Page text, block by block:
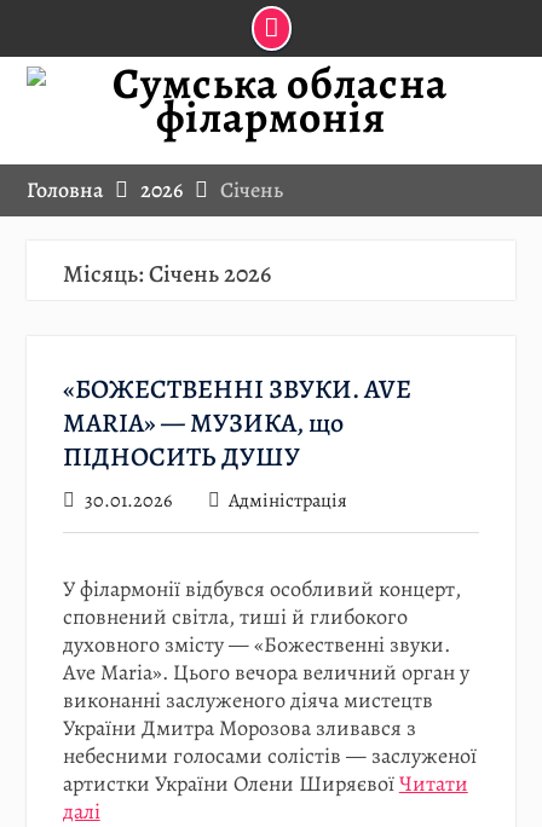
Skip
Головна 2026 Січень
Місяць:Січень 2026
«БОЖЕСТВЕННІ ЗВУКИ. AVE
MARIA» — МУЗИКА, що
ПІДНОСИТЬ ДУШУ
30.01.2026 Адміністрація
У філармонії відбувся особливий концерт,
сповнений світла, тиші й глибокого
духовного змісту — «Божественні звуки.
Ave Maria». Цього вечора величний орган у
виконанні заслуженого діяча мистецтв
України Дмитра Морозова зливався з
небесними голосами солістів — заслуженої
артистки України Олени ШиряєвоїЧитати
далі